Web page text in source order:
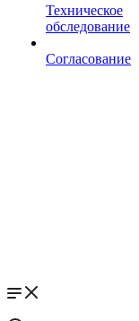
Техническое
обследование
Согласование